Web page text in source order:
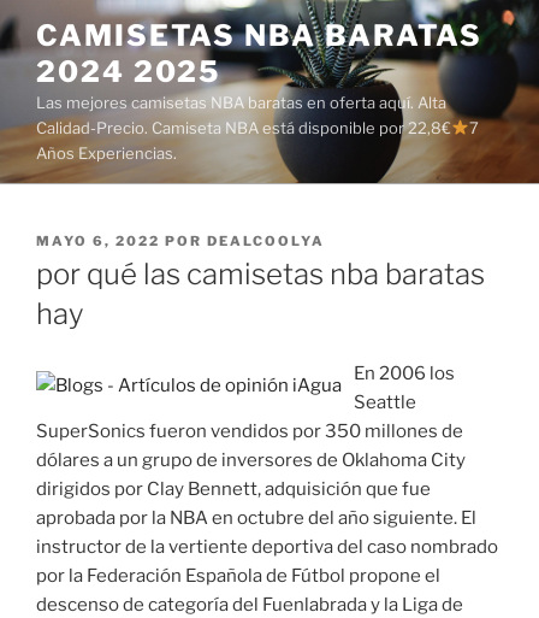
Saltar
al
contenido
CAMISETAS NBA BARATAS
2024 2025
Las mejores camisetas NBA baratas en oferta aquí. Alta
Calidad-Precio. Camiseta NBA está disponible por 22,8€
7
Años Experiencias.
PUBLICADO
MAYO 6, 2022 POR DEALCOOLYA
por qué las camisetas nba baratas
hay
En 2006 los
Seattle
SuperSonics fueron vendidos por 350 millones de
dólares a un grupo de inversores de Oklahoma City
dirigidos por Clay Bennett, adquisición que fue
aprobada por la NBA en octubre del año siguiente. El
instructor de la vertiente deportiva del caso nombrado
por la Federación Española de Fútbol propone el
descenso de categoría del Fuenlabrada y la Liga de